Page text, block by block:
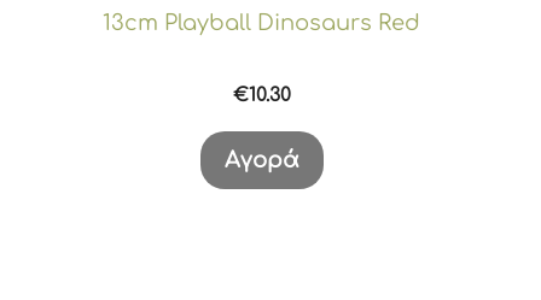
13cm Playball Dinosaurs Red
€10.30
Αγορά